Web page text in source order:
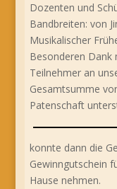
Dozenten und
Bandbreiten: von
Musikalischer
Besonderen Dank
Teilnehmer an
Gesamtsumme
Patenschaft
konnte dann die
Gewinngutschein
Hause nehmen.